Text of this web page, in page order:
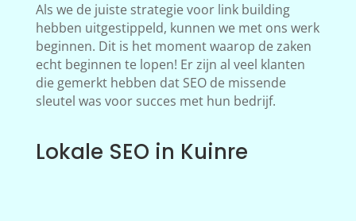
Als we de juiste strategie voor link building
hebben uitgestippeld, kunnen we met ons werk
beginnen. Dit is het moment waarop de zaken
echt beginnen te lopen! Er zijn al veel klanten
die gemerkt hebben dat SEO de missende
sleutel was voor succes met hun bedrijf.
Lokale SEO in Kuinre